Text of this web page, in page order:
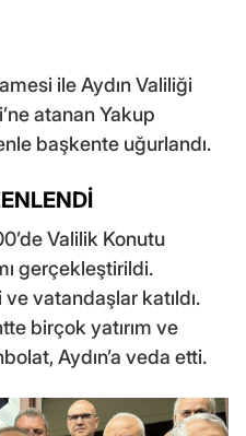
ile Aydın Valiliği
atanan Yakup
başkente uğurlandı.
Valilik Konutu
gerçekleştirildi.
vatandaşlar katıldı.
birçok yatırım ve
Aydın’a veda etti.